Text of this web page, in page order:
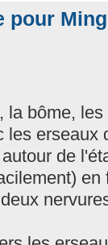
pour
la bôme,
les erseaux
de